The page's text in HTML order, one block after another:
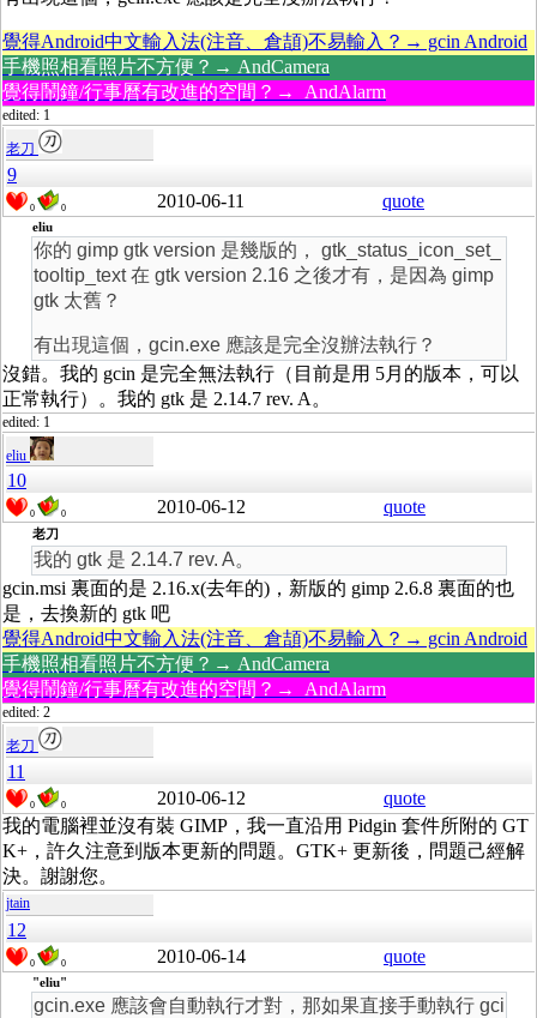
覺得Android中文輸入法(注音、倉頡)不易輸入？→ gcin Android
手機照相看照片不方便？→ AndCamera
覺得鬧鐘/行事曆有改進的空間？→ AndAlarm
edited: 1
老刀
9
0 0 2010-06-11 quote
eliu
你的 gimp gtk version 是幾版的， gtk_status_icon_set_
tooltip_text 在 gtk version 2.16 之後才有，是因為 gimp
gtk 太舊？
有出現這個，gcin.exe 應該是完全沒辦法執行？
沒錯。我的 gcin 是完全無法執行（目前是用 5月的版本，可以
正常執行）。我的 gtk 是 2.14.7 rev. A。
edited: 1
eliu
10
0 0 2010-06-12 quote
老刀
我的 gtk 是 2.14.7 rev. A。
gcin.msi 裏面的是 2.16.x(去年的)，新版的 gimp 2.6.8 裏面的也
是，去換新的 gtk 吧
覺得Android中文輸入法(注音、倉頡)不易輸入？→ gcin Android
手機照相看照片不方便？→ AndCamera
覺得鬧鐘/行事曆有改進的空間？→ AndAlarm
edited: 2
老刀
11
0 0 2010-06-12
quote
我的電腦裡並沒有裝 GIMP，我一直沿用 Pidgin 套件所附的 GT
K+，許久注意到版本更新的問題。GTK+ 更新後，問題己經解
決。謝謝您。
jtain
12
0 0 2010-06-14 quote
"eliu"
gcin.exe 應該會自動執行才對，那如果直接手動執行 gci